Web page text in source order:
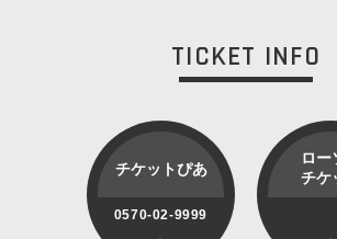
TICKET INFO
チケットぴあ
0570-02-9999
ロー
チケ